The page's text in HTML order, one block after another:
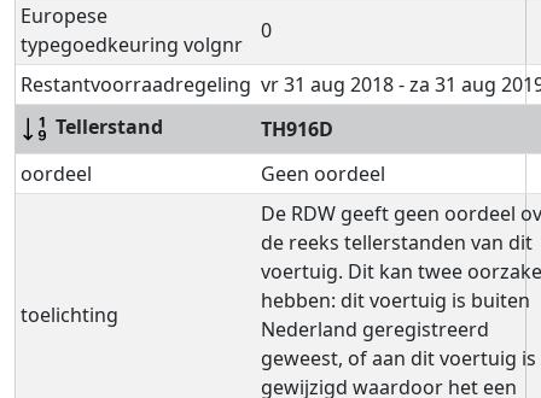
Europese
typegoedkeuring volgnr
0
Restantvoorraadregeling vr 31 aug 2018 - za 31 aug
Tellerstand
TH916D
oordeel
Geen oordeel
toelichting
De RDW geeft geen oordeel
de reeks tellerstanden van dit
voertuig. Dit kan twee
hebben: dit voertuig is buiten
Nederland geregistreerd
geweest, of aan dit voertuig is
gewijzigd waardoor het een